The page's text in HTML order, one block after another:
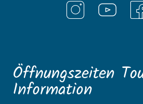
Öffnungszeiten
Information